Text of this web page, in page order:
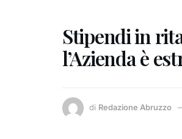
Stipendi in
l’Azienda è
di Redazione Abruzzo